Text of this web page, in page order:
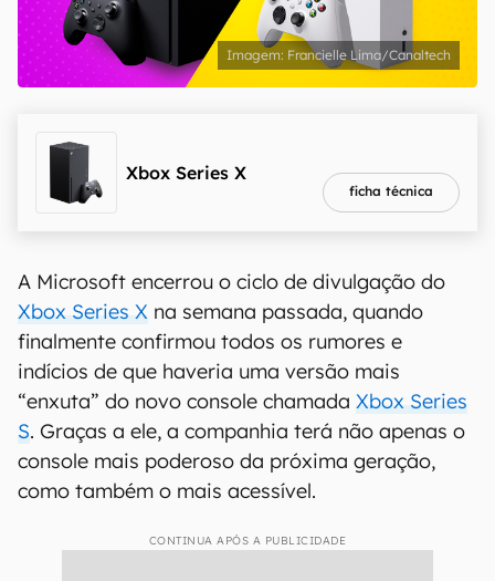
Francielle Lima/Canaltech
Xbox Series X
ficha técnica
A Microsoft encerrou o ciclo de divulgação do
Xbox Series X na semana passada, quando
finalmente confirmou todos os rumores e
indícios de que haveria uma versão mais
“enxuta” do novo console chamada Xbox Series
S. Graças a ele, a companhia terá não apenas o
console mais poderoso da próxima geração,
como também o mais acessível.
CONTINUA APÓS A PUBLICIDADE